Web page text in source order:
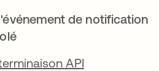
de notification
API